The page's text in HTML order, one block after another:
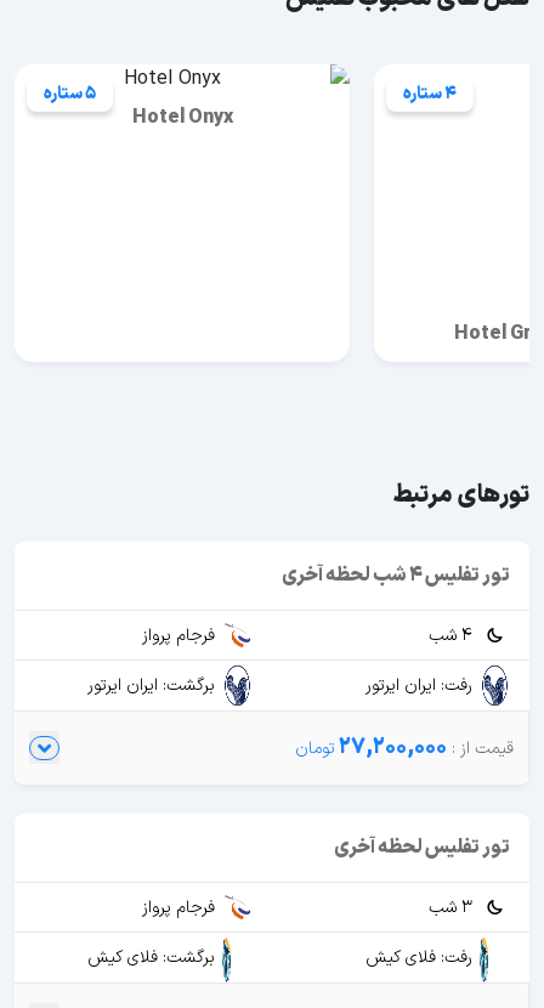
4 ستاره
Hotel
5 ستاره
Hotel Onyx
تورهای مرتبط
تور تفلیس 4 شب لحظه آخری
4 شب
فرجام پرواز
رفت: ایران ایرتور
برگشت: ایران ایرتور
27,200,000
تور تفلیس لحظه آخری
3 شب
فرجام پرواز
رفت: فلای کیش
برگشت: فلای کیش